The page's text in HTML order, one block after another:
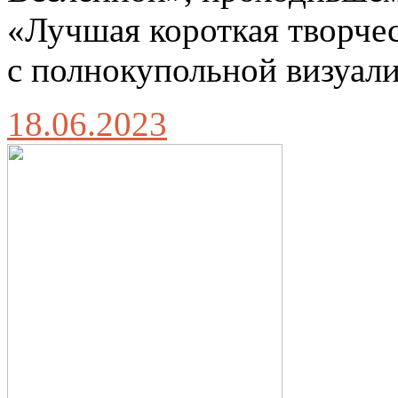
«Лучшая короткая
с полнокупольной
18.06.2023